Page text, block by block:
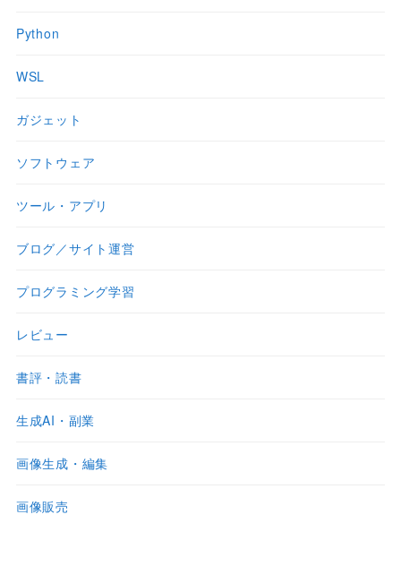
Python
WSL
ガジェット
ソフトウェア
ツール・アプリ
ブログ／サイト運営
プログラミング学習
レビュー
書評・読書
生成AI・副業
画像生成・編集
画像販売